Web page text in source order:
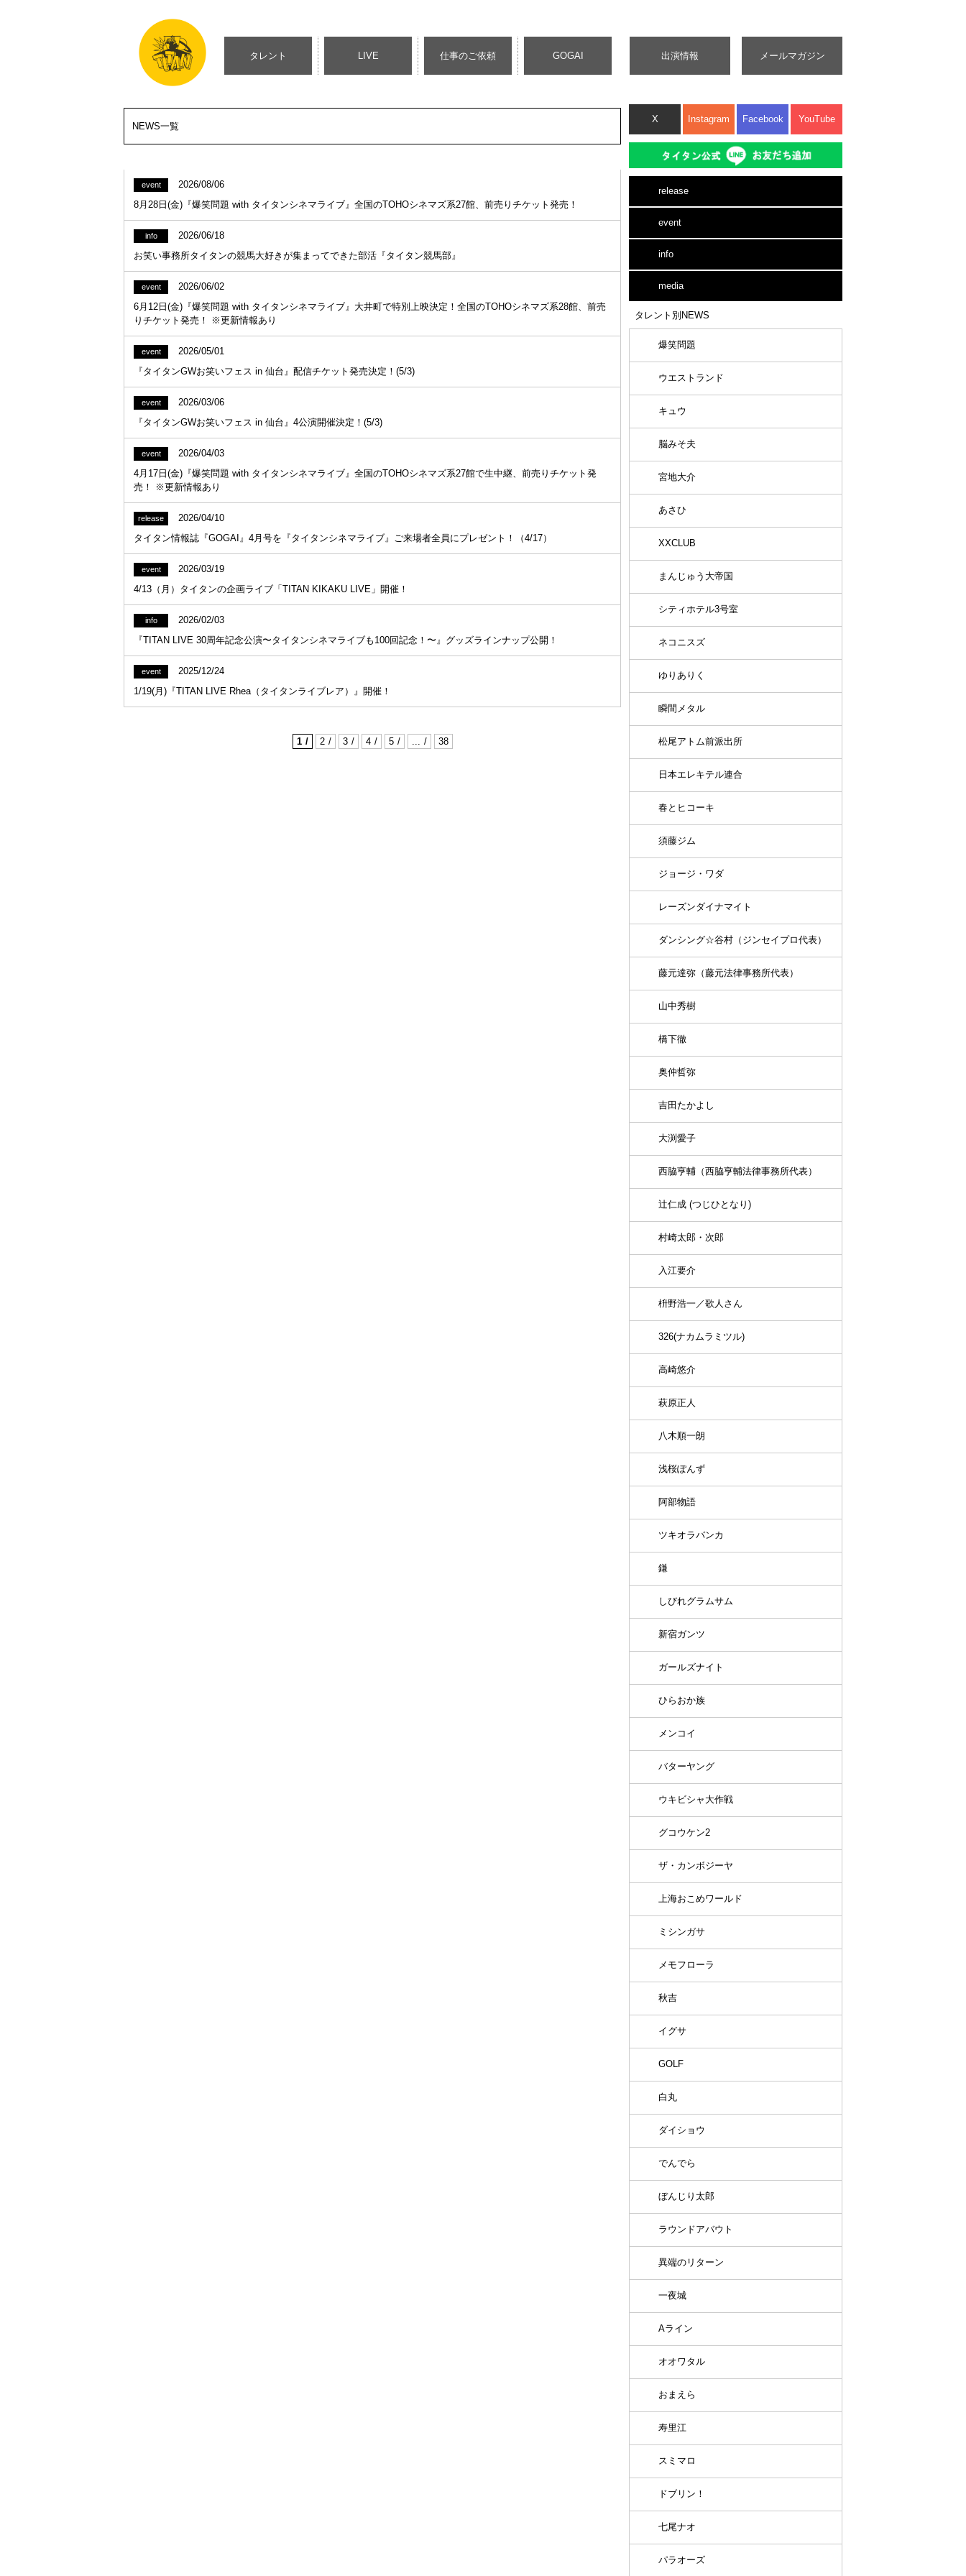
タレント LIVE 仕事のご依頼 GOGAI 出演情報 メールマガジン
NEWS一覧
event
2026/08/06
8月28日(金)『爆笑問題 with タイタンシネマライブ』全国のTOHOシネマズ系27館、前売りチケット発売！
info
2026/06/18
お笑い事務所タイタンの競馬大好きが集まってできた部活『タイタン競馬部』
event
2026/06/02
6月12日(金)『爆笑問題 with タイタンシネマライブ』大井町で特別上映決定！全国のTOHOシネマズ系28館、前売
りチケット発売！ ※更新情報あり
event
2026/05/01
『タイタンGWお笑いフェス in 仙台』配信チケット発売決定！(5/3)
event
2026/03/06
『タイタンGWお笑いフェス in 仙台』4公演開催決定！(5/3)
event
2026/04/03
4月17日(金)『爆笑問題 with タイタンシネマライブ』全国のTOHOシネマズ系27館で生中継、前売りチケット発
売！ ※更新情報あり
release
2026/04/10
タイタン情報誌『GOGAI』4月号を『タイタンシネマライブ』ご来場者全員にプレゼント！（4/17）
event
2026/03/19
4/13（月）タイタンの企画ライブ「TITAN KIKAKU LIVE」開催！
info
2026/02/03
『TITAN LIVE 30周年記念公演〜タイタンシネマライブも100回記念！〜』グッズラインナップ公開！
event
2025/12/24
1/19(月)『TITAN LIVE Rhea（タイタンライブレア）』開催！
1 2 3 4 5 ... 38
X Instagram Facebook YouTube
release
event
info
media
タレント別NEWS
爆笑問題
ウエストランド
キュウ
脳みそ夫
宮地大介
あさひ
XXCLUB
まんじゅう大帝国
シティホテル3号室
ネコニスズ
ゆりありく
瞬間メタル
松尾アトム前派出所
日本エレキテル連合
春とヒコーキ
須藤ジム
ジョージ・ワダ
レーズンダイナマイト
ダンシング☆谷村（ジンセイプロ代表）
藤元達弥（藤元法律事務所代表）
山中秀樹
橋下徹
奥仲哲弥
吉田たかよし
大渕愛子
西脇亨輔（西脇亨輔法律事務所代表）
辻仁成 (つじひとなり)
村崎太郎・次郎
入江要介
枡野浩一／歌人さん
326(ナカムラミツル)
高崎悠介
萩原正人
八木順一朗
浅桜ぽんず
阿部物語
ツキオラバンカ
鎌
しびれグラムサム
新宿ガンツ
ガールズナイト
ひらおか族
メンコイ
バターヤング
ウキビシャ大作戦
グコウケン2
ザ・カンボジーヤ
上海おこめワールド
ミシンガサ
メモフローラ
秋吉
イグサ
GOLF
白丸
ダイショウ
でんでら
ぼんじり太郎
ラウンドアバウト
異端のリターン
一夜城
Aライン
オオワタル
おまえら
寿里江
スミマロ
ドブリン！
七尾ナオ
パラオーズ